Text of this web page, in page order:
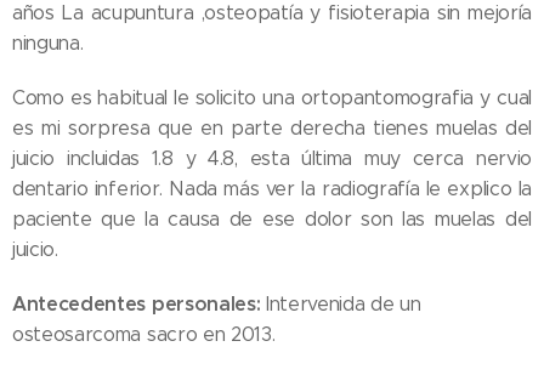
años La acupuntura ,osteopatía y fisioterapia sin mejoría
ninguna.
Como es habitual le solicito una ortopantomografia y cual
es mi sorpresa que en parte derecha tienes muelas del
juicio incluidas 1.8 y 4.8, esta última muy cerca nervio
dentario inferior. Nada más ver la radiografía le explico la
paciente que la causa de ese dolor son las muelas del
juicio.
Antecedentes personales: Intervenida de un
osteosarcoma sacro en 2013.